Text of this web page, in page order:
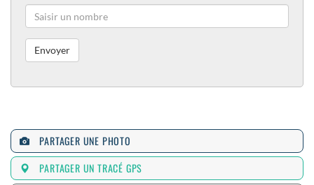
PARTAGER UNE PHOTO
PARTAGER UN TRACÉ GPS